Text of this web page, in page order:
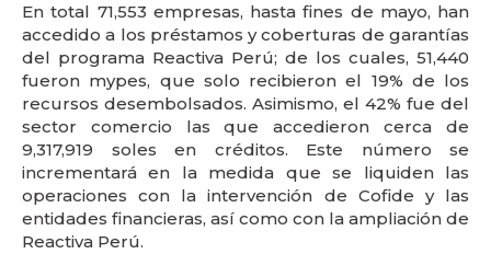
En total 71,553 empresas, hasta fines de mayo, han
accedido a los préstamos y coberturas de garantías
del programa Reactiva Perú; de los cuales, 51,440
fueron mypes, que solo recibieron el 19% de los
recursos desembolsados. Asimismo, el 42% fue del
sector comercio las que accedieron cerca de
9,317,919 soles en créditos. Este número se
incrementará en la medida que se liquiden las
operaciones con la intervención de Cofide y las
entidades financieras, así como con la ampliación de
Reactiva Perú.